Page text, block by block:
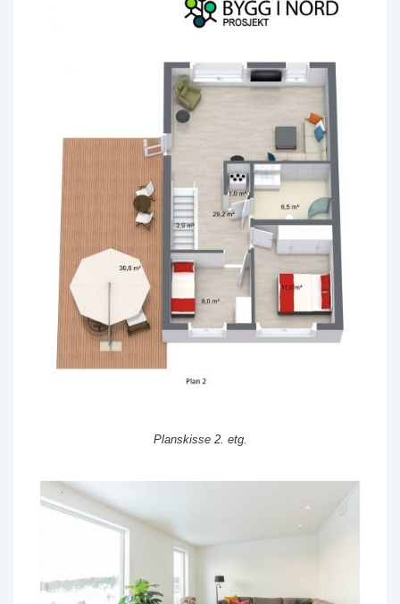
Planskisse 2. etg.